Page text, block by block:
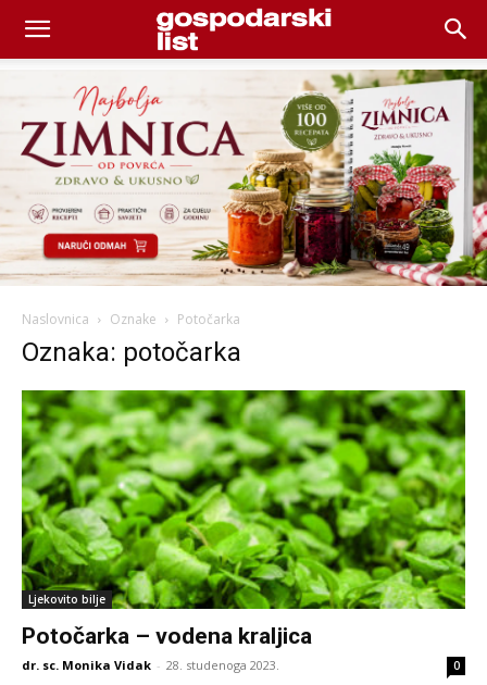
Naslovnica Oznake Potočarka
Oznaka: potočarka
Ljekovito bilje
Potočarka – vodena kraljica
dr. sc. Monika Vidak - 28. studenoga 2023. 0